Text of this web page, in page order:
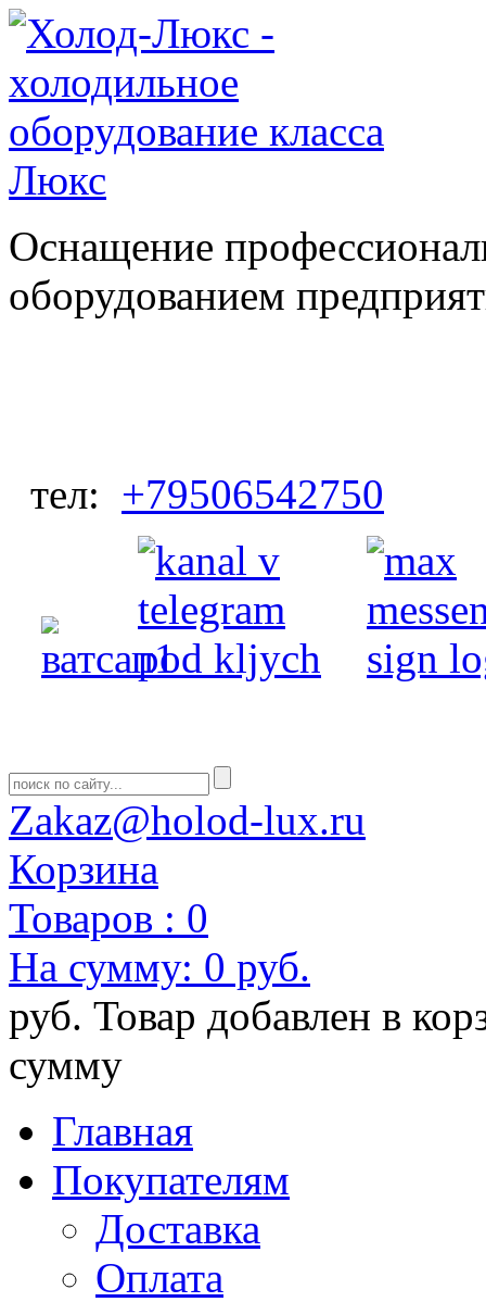
Оснащение
оборудованием
тел: +79506542750
Zakaz@holod-lux.ru
Корзина
Товаров : 0
На сумму: 0 руб.
руб. Товар добавлен в
сумму
Главная
Покупателям
Доставка
Оплата